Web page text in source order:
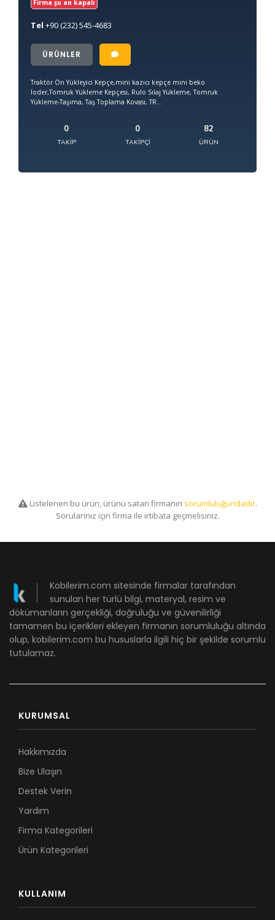
Firma şu an kapalı
Tel +90(232) 545-4683
ÜRÜNLER
Traktör Ön Yükleyici Kepçe,mini kazıcı kepçe mini beko
loder,Tomruk Yükleme Kepçesi, Rulo Sılaj Yükleme, Tomruk
Yükleme-Taşıma, Taş Toplama Kovası, TR...
0
TAKIP
0
TAKIPÇI
82
ÜRÜN
Listelenen bu ürün, ürünü satan firmanın sorumluluğundadır.
Sorularınız için firma ile irtibata geçmelisiniz.
Kobilerim.com sitesinde firmalar tarafından
sunulan her türlü bilgi, materyal, resim ve
dökümanların gerçekliği, doğruluğu ve güvenilirliği
tamamen bu içerikleri ekleyen firmanın sorumluluğu altında
olup, kobilerim.com bu hususlarla ilgili hiç bir şekilde sorumlu
tutulamaz.
KURUMSAL
Hakkımızda
Bize Ulaşın
Destek Verin
Yardım
Firma Kategorileri
Ürün Kategorileri
KULLANIM